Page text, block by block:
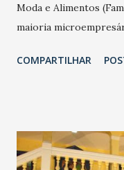
Moda e Alimentos
maioria
de espaço no
projeto objetiva a
partir da divulgação
COMPARTILHAR